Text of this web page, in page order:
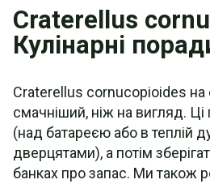
Craterellus
Кулінарні
Craterellus cornucopioides на
смачніший, ніж на вигляд.
(над батареєю або в теплій
дверцятами), а потім
банках про запас. Ми також